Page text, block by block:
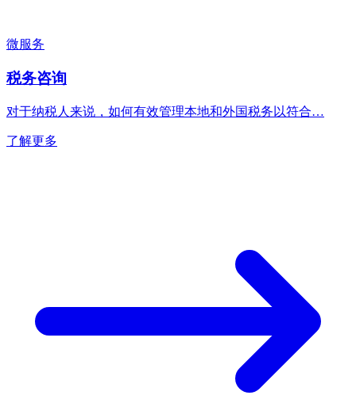
微服务
税务咨询
对于纳税人来说，如何有效管理本地和外国税务以符合…
了解更多